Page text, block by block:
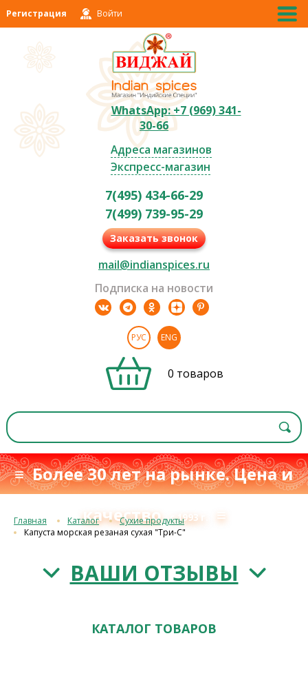
Регистрация Войти
WhatsApp: +7 (969) 341-
30-66
Адреса магазинов
Экспресс-магазин
7(495) 434-66-29
7(499) 739-95-29
Заказать звонок
mail@indianspices.ru
Подписка на новости
РУС ENG
0 товаров
≡ Более 30 лет на рынке. Цена и
качествос 1993 г. ≡
Главная Каталог
Сухие продукты
Капуста морская резаная сухая "Три-С"
ВАШИ ОТЗЫВЫ
КАТАЛОГ ТОВАРОВ